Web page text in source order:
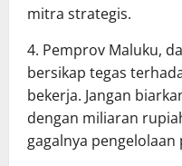
mitra strategis.
4. Pemprov Maluku,
bersikap tegas
bekerja. Jangan
dengan miliaran
gagalnya pengelolaan